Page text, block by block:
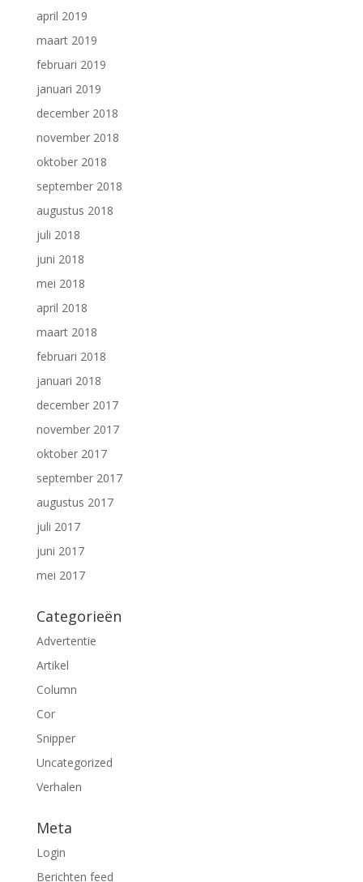
april 2019
maart 2019
februari 2019
januari 2019
december 2018
november 2018
oktober 2018
september 2018
augustus 2018
juli 2018
juni 2018
mei 2018
april 2018
maart 2018
februari 2018
januari 2018
december 2017
november 2017
oktober 2017
september 2017
augustus 2017
juli 2017
juni 2017
mei 2017
Categorieën
Advertentie
Artikel
Column
Cor
Snipper
Uncategorized
Verhalen
Meta
Login
Berichten feed